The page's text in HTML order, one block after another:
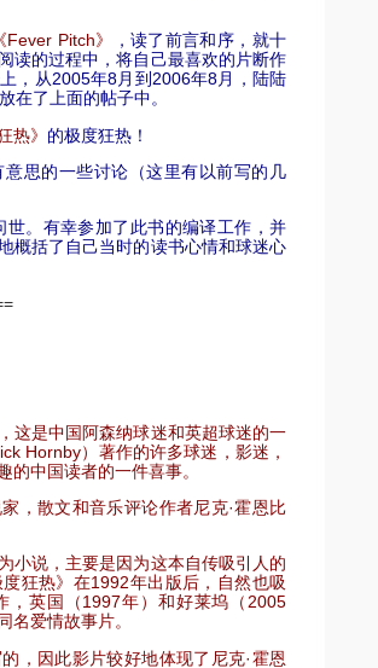
《Fever Pitch》
，读了前言和序，就十
读的过程中，将自己最喜欢的片断作
，从2005年8月到2006年8月，陆陆
在了上面的帖子中。
热》 的极度狂热！
思的一些讨论（这里有以前写的几
世。有幸参加了此书的编译工作，并
概括了自己当时的读书心情和球迷心
这是中国阿森纳球迷和英超球迷的一
Hornby）著作的许多球迷，影迷，
的中国读者的一件喜事。
，散文和音乐评论作者尼克·霍恩比
小说，主要是因为这本自传吸引人的
狂热》在1992年出版后，自然也吸
，英国（1997年）和好莱坞（2005
名爱情故事片。
，因此影片较好地体现了尼克·霍恩